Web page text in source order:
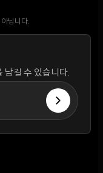
닙니다.
남길 수 있습니다.